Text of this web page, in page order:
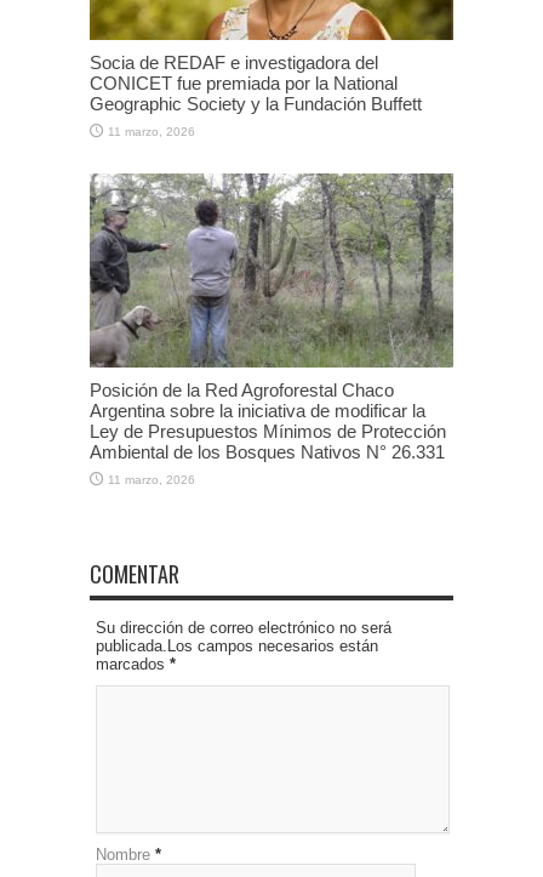
Socia de REDAF e investigadora del
CONICET fue premiada por la National
Geographic Society y la Fundación Buffett
11 marzo, 2026
Posición de la Red Agroforestal Chaco
Argentina sobre la iniciativa de modificar la
Ley de Presupuestos Mínimos de Protección
Ambiental de los Bosques Nativos N° 26.331
11 marzo, 2026
COMENTAR
Su dirección de correo electrónico no será
publicada.Los campos necesarios están
marcados *
Nombre *